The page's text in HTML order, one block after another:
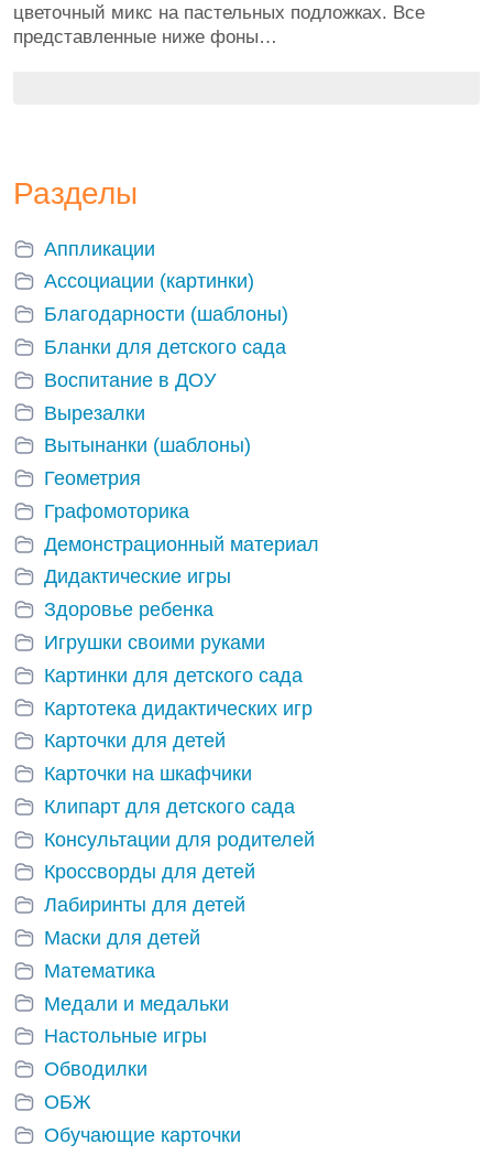
цветочный микс на пастельных подложках. Все
представленные ниже фоны…
Разделы
Аппликации
Ассоциации (картинки)
Благодарности (шаблоны)
Бланки для детского сада
Воспитание в ДОУ
Вырезалки
Вытынанки (шаблоны)
Геометрия
Графомоторика
Демонстрационный материал
Дидактические игры
Здоровье ребенка
Игрушки своими руками
Картинки для детского сада
Картотека дидактических игр
Карточки для детей
Карточки на шкафчики
Клипарт для детского сада
Консультации для родителей
Кроссворды для детей
Лабиринты для детей
Маски для детей
Математика
Медали и медальки
Настольные игры
Обводилки
ОБЖ
Обучающие карточки